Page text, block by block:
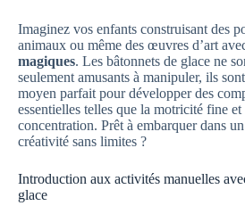
Imaginez vos enfants construisant des
animaux ou même des œuvres d’art
magiques. Les bâtonnets de glace ne
seulement amusants à manipuler, ils
moyen parfait pour développer des
essentielles telles que la motricité fine et
concentration. Prêt à embarquer dans
créativité sans limites ?
Introduction aux activités manuelles
glace